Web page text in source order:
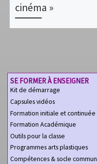
cinéma »
SE FORMER À ENSEIGNER
Kit de démarrage
Capsules vidéos
Formation initiale et continuée
Formation Académique
Outils pour la classe
Programmes arts plastiques
Compétences & socle commun